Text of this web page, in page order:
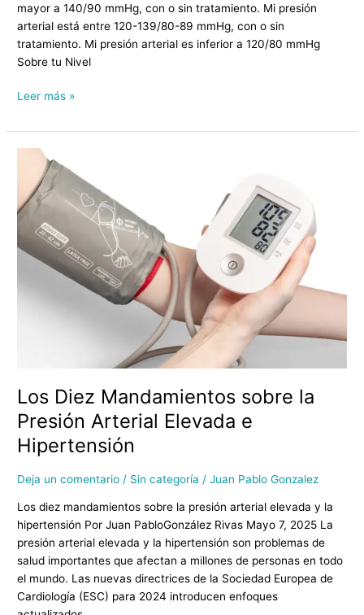
mayor a 140/90 mmHg, con o sin tratamiento. Mi presión
arterial está entre 120-139/80-89 mmHg, con o sin
tratamiento. Mi presión arterial es inferior a 120/80 mmHg
Sobre tu Nivel
Leer más »
Los Diez Mandamientos sobre la
Presión Arterial Elevada e
Hipertensión
Deja un comentario / Sin categoría /Juan Pablo Gonzalez
Los diez mandamientos sobre la presión arterial elevada y la
hipertensión Por Juan PabloGonzález Rivas Mayo 7, 2025 La
presión arterial elevada y la hipertensión son problemas de
salud importantes que afectan a millones de personas en todo
el mundo. Las nuevas directrices de la Sociedad Europea de
Cardiología (ESC) para 2024 introducen enfoques
Mandamientos
sobre
Presión
Arterial